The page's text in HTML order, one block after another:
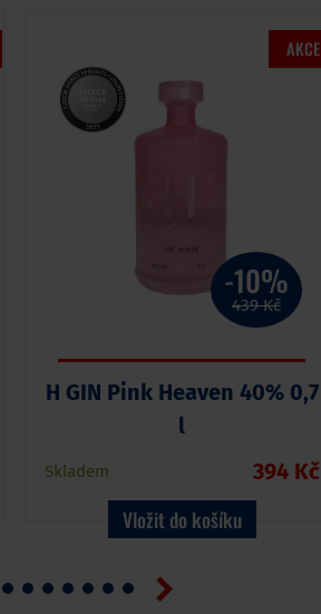
-10%
439 Kč
H GIN Pink Heaven 40% 0,7
l
Skladem 394 Kč
Vložit do košíku
AKCE